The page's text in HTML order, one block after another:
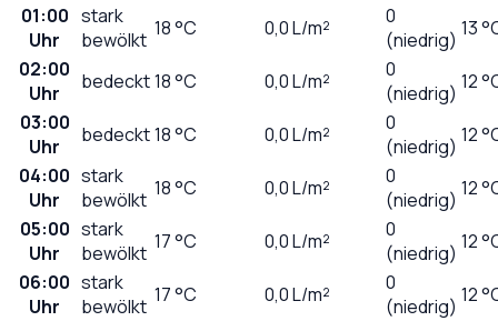
01:00
Uhr
stark
bewölkt 18°C 0,0L/m²
0
(niedrig) 13
02:00
Uhr
bedeckt18°C 0,0L/m²
0
(niedrig) 12
03:00
Uhr
bedeckt18°C 0,0L/m²
0
(niedrig) 12
04:00
Uhr
stark
bewölkt 18°C 0,0L/m²
0
(niedrig) 12
05:00
Uhr
stark
bewölkt 17°C 0,0L/m²
0
(niedrig) 12
06:00
Uhr
stark
bewölkt 17°C 0,0L/m²
0
(niedrig) 12